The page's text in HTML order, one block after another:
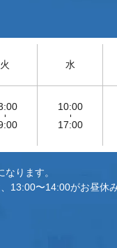
火 水
-
10:00
-
17:00
ります。
13:00〜14:00がお昼休